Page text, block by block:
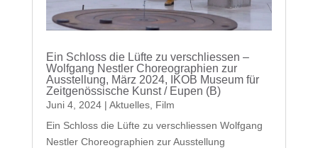
Ein Schloss die Lüfte zu verschliessen –
Wolfgang Nestler Choreographien zur
Ausstellung, März 2024, IKOB Museum für
Zeitgenössische Kunst / Eupen (B)
Juni 4, 2024| Aktuelles, Film
Ein Schloss die Lüfte zu verschliessen Wolfgang
Nestler Choreographien zur Ausstellung